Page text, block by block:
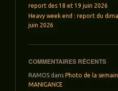
report des 18 et 19 juin 2026
Heavy week end : report du
juin 2026
COMMENTAIRES RÉCENTS
RAMOS dans Photo de la
MANIGANCE